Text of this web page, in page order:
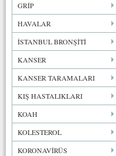
GRİP
HAVALAR
İSTANBUL BRONŞİTİ
KANSER
KANSER TARAMALARI
KIŞ HASTALIKLARI
KOAH
KOLESTEROL
KORONAVİRÜS